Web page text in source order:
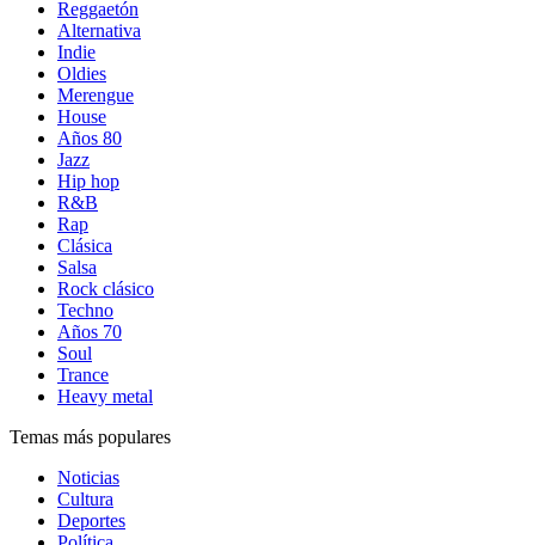
Reggaetón
Alternativa
Indie
Oldies
Merengue
House
Años 80
Jazz
Hip hop
R&B
Rap
Clásica
Salsa
Rock clásico
Techno
Años 70
Soul
Trance
Heavy metal
Temas más populares
Noticias
Cultura
Deportes